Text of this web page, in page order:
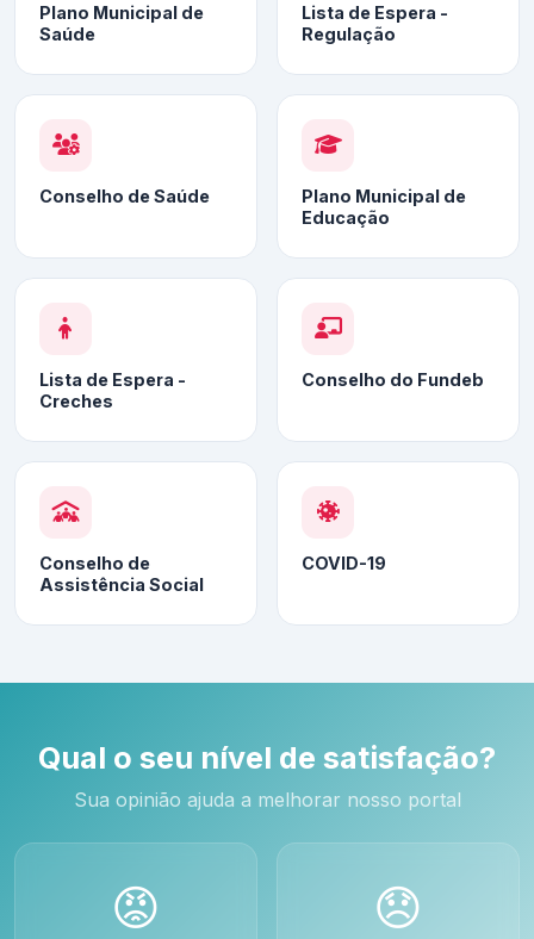
Plano Municipal de
Saúde
Lista de Espera -
Regulação
Conselho de Saúde
Plano Municipal de
Educação
Lista de Espera -
Creches
Conselho do Fundeb
Conselho de
Assistência Social
COVID-19
Qual o seu nível de satisfação?
Sua opinião ajuda a melhorar nosso portal
😡 😞